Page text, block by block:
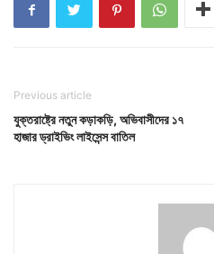
Previous article
যুক্তরাষ্ট্রে নতুন কড়াকড়ি, অভিবাসীদের ১৭
হাজার ড্রাইভিং লাইসেন্স বাতিল